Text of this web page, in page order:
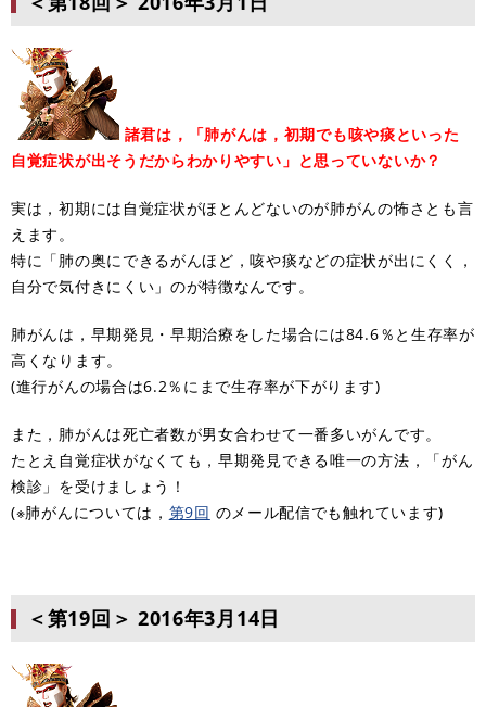
諸君は，「肺がんは，初期でも咳や痰といった
自覚症状が出そうだからわかりやすい」と思っていないか？
実は，初期には自覚症状がほとんどないのが肺がんの怖さとも言
えます。
特に「肺の奥にできるがんほど，咳や痰などの症状が出にくく，
自分で気付きにくい」のが特徴なんです。
肺がんは，早期発見・早期治療をした場合には84.6％と生存率が
高くなります。
(進行がんの場合は6.2％にまで生存率が下がります)
また，肺がんは死亡者数が男女合わせて一番多いがんです。
たとえ自覚症状がなくても，早期発見できる唯一の方法，「がん
検診」を受けましょう！
(※肺がんについては， 第9回 のメール配信でも触れています)
＜第19回＞ 2016年3月14日